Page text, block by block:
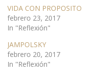
VIDA CON PROPOSITO
febrero 23, 2017
In "Reflexión"
JAMPOLSKY
febrero 20, 2017
In "Reflexión"